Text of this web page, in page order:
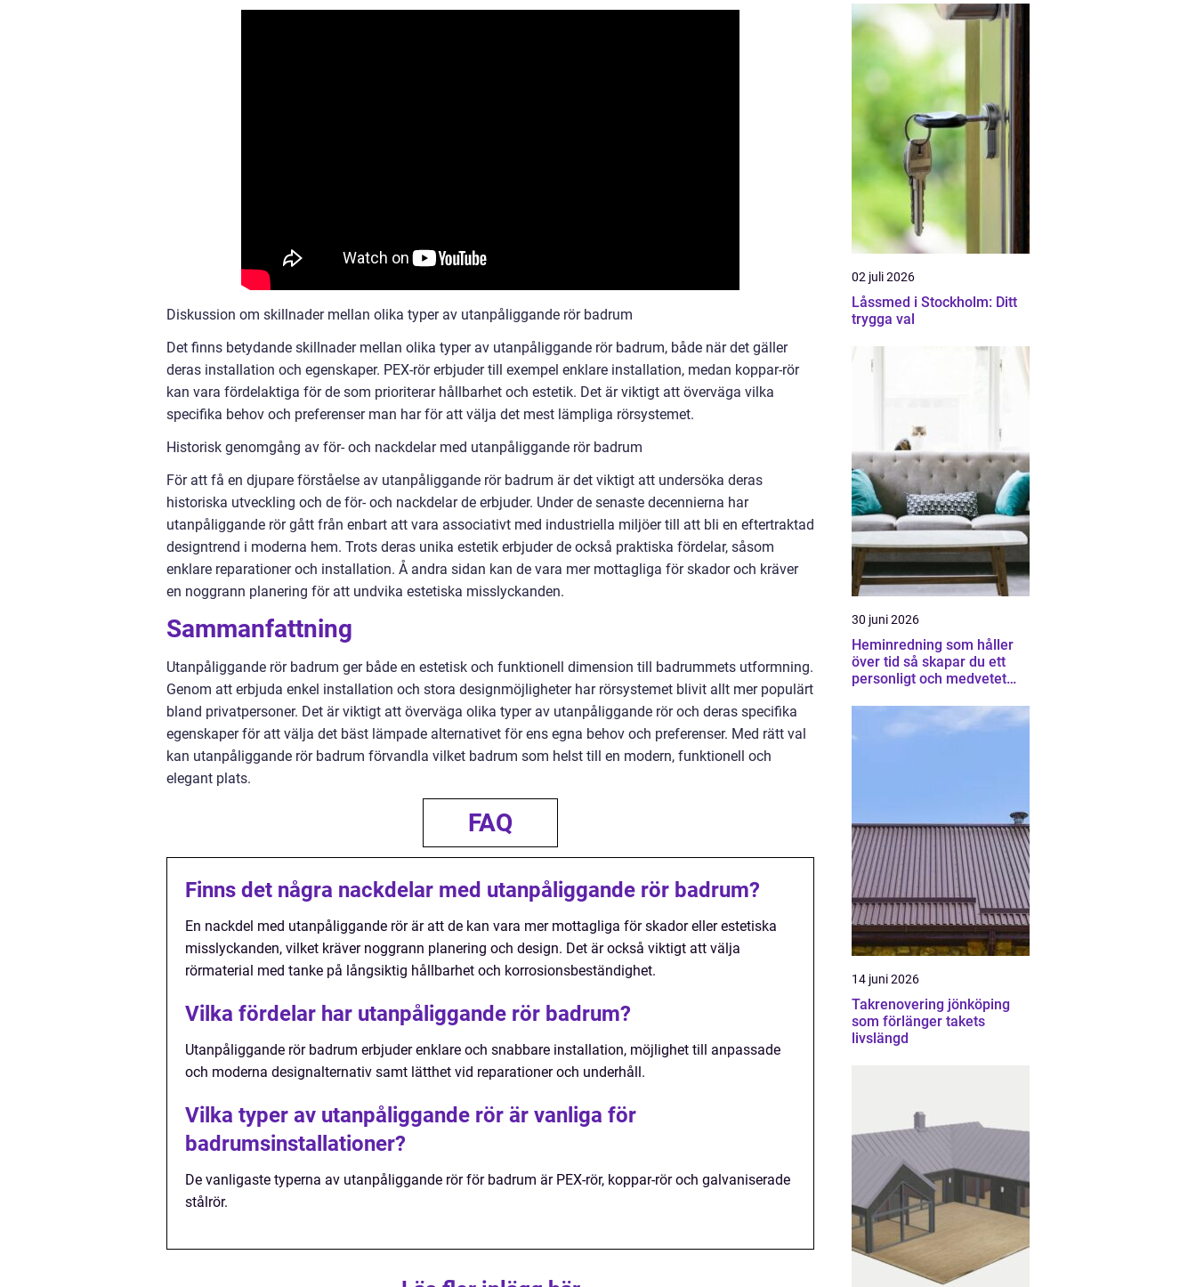
Diskussion om skillnader mellan olika typer av utanpåliggande rör badrum
Det finns betydande skillnader mellan olika typer av utanpåliggande rör badrum, både när det gäller
deras installation och egenskaper. PEX-rör erbjuder till exempel enklare installation, medan koppar-rör
kan vara fördelaktiga för de som prioriterar hållbarhet och estetik. Det är viktigt att överväga vilka
specifika behov och preferenser man har för att välja det mest lämpliga rörsystemet.
Historisk genomgång av för- och nackdelar med utanpåliggande rör badrum
För att få en djupare förståelse av utanpåliggande rör badrum är det viktigt att undersöka deras
historiska utveckling och de för- och nackdelar de erbjuder. Under de senaste decennierna har
utanpåliggande rör gått från enbart att vara associativt med industriella miljöer till att bli en eftertraktad
designtrend i moderna hem. Trots deras unika estetik erbjuder de också praktiska fördelar, såsom
enklare reparationer och installation. Å andra sidan kan de vara mer mottagliga för skador och kräver
en noggrann planering för att undvika estetiska misslyckanden.
Sammanfattning
Utanpåliggande rör badrum ger både en estetisk och funktionell dimension till badrummets utformning.
Genom att erbjuda enkel installation och stora designmöjligheter har rörsystemet blivit allt mer populärt
bland privatpersoner. Det är viktigt att överväga olika typer av utanpåliggande rör och deras specifika
egenskaper för att välja det bäst lämpade alternativet för ens egna behov och preferenser. Med rätt val
kan utanpåliggande rör badrum förvandla vilket badrum som helst till en modern, funktionell och
elegant plats.
FAQ
Finns det några nackdelar med utanpåliggande rör badrum?
En nackdel med utanpåliggande rör är att de kan vara mer mottagliga för skador eller estetiska
misslyckanden, vilket kräver noggrann planering och design. Det är också viktigt att välja
rörmaterial med tanke på långsiktig hållbarhet och korrosionsbeständighet.
Vilka fördelar har utanpåliggande rör badrum?
Utanpåliggande rör badrum erbjuder enklare och snabbare installation, möjlighet till anpassade
och moderna designalternativ samt lätthet vid reparationer och underhåll.
Vilka typer av utanpåliggande rör är vanliga för
badrumsinstallationer?
De vanligaste typerna av utanpåliggande rör för badrum är PEX-rör, koppar-rör och galvaniserade
stålrör.
02 juli 2026
Låssmed i Stockholm: Ditt
trygga val
30 juni 2026
Heminredning som håller
över tid så skapar du ett
personligt och medvetet
14 juni 2026
Takrenovering jönköping
som förlänger takets
livslängd